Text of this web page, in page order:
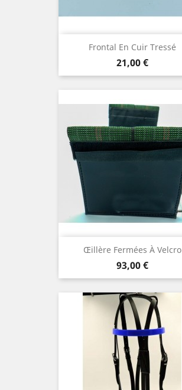
Frontal En Cuir Tressé
Prix
21,00 €
Œillère Fermées À Velcro
Prix
93,00 €